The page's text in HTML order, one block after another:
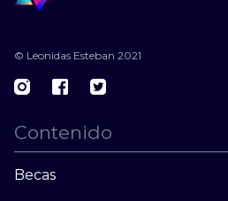
© Leonidas Esteban 2021
Contenido
Becas